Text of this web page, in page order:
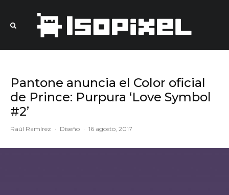
Pantone anuncia el Color oficial
de Prince: Purpura ‘Love Symbol
#2’
Raúl Ramírez · Diseño · 16 agosto, 2017